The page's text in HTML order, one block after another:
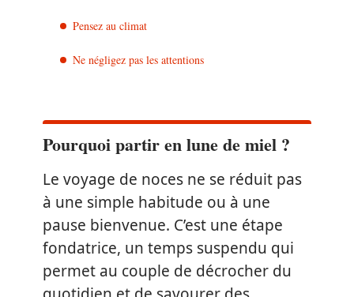
Pensez au climat
Ne négligez pas les attentions
Pourquoi partir en lune de miel ?
Le voyage de noces ne se réduit pas
à une simple habitude ou à une
pause bienvenue. C’est une étape
fondatrice, un temps suspendu qui
permet au couple de décrocher du